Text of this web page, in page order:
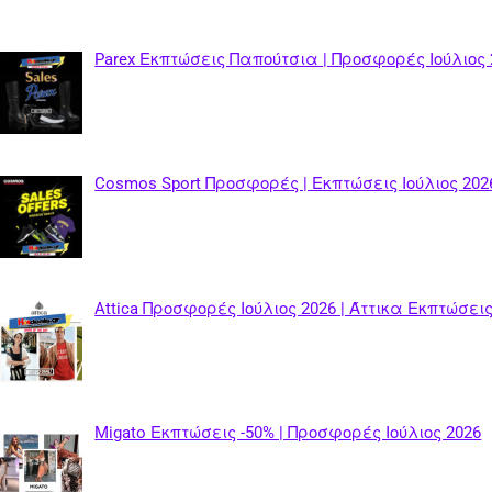
Parex Εκπτώσεις Παπούτσια | Προσφορές Ιούλιος
Cosmos Sport Προσφορές | Εκπτώσεις Ιούλιος
Attica Προσφορές Ιούλιος 2026 | Άττικα
Migato Εκπτώσεις -50% | Προσφορές Ιούλιος 2026